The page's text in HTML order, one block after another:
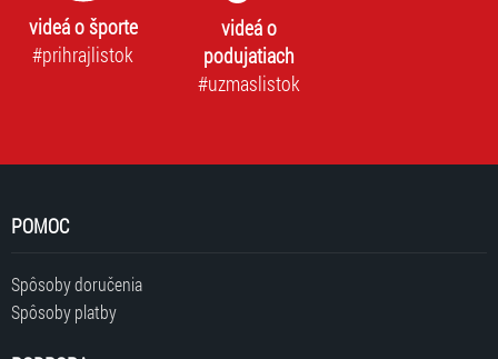
videá o športe
#prihrajlistok
videá o
podujatiach
#uzmaslistok
POMOC
Spôsoby doručenia
Spôsoby platby